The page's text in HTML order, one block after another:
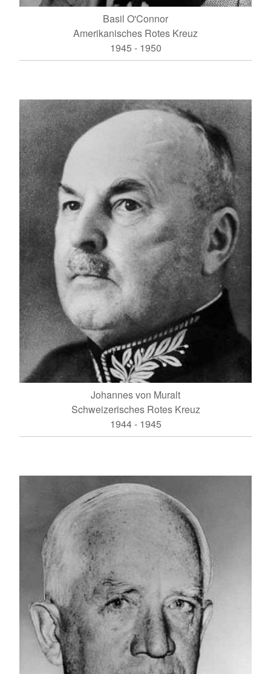
Basil O'Connor
Amerikanisches Rotes Kreuz
1945 - 1950
Johannes von Muralt
Schweizerisches Rotes Kreuz
1944 - 1945